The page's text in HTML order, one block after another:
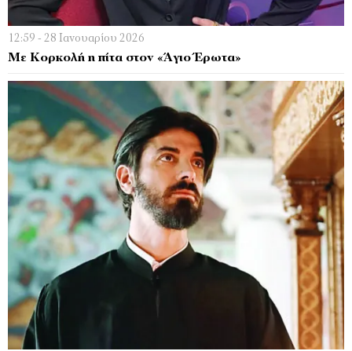
12:59 - 28 Ιανουαρίου 2026
Με Κορκολή η πίτα στον «Άγιο Έρωτα»